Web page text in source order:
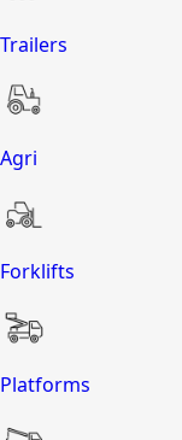
Trailers
Agri
Forklifts
Platforms